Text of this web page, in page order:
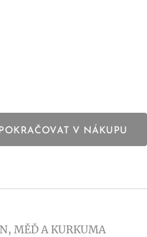
POKRAČOVAT V NÁKUPU
MĚĎ A KURKUMA